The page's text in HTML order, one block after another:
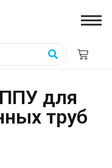
для
труб